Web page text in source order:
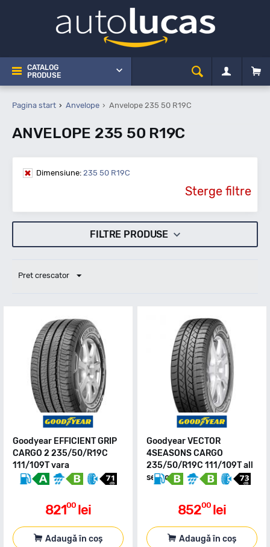
CATALOG
PRODUSE
Pagina start Anvelope Anvelope 235 50 R19C
ANVELOPE 235 50 R19C
Dimensiune: 235 50 R19C
Sterge filtre
FILTRE PRODUSE
Pret crescator
Goodyear EFFICIENT GRIP
CARGO 2 235/50/R19C
111/109T vara
82100 lei
Adaugă în coș
Goodyear VECTOR
4SEASONS CARGO
235/50/R19C 111/109T all
season
85200 lei
Adaugă în coș